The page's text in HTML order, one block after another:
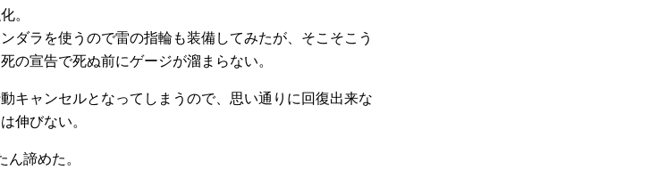
。
ダラを使うので雷の指輪も装備してみたが、そこそこう
の宣告で死ぬ前にゲージが溜まらない。
キャンセルとなってしまうので、思い通りに回復出来な
伸びない。
諦めた。